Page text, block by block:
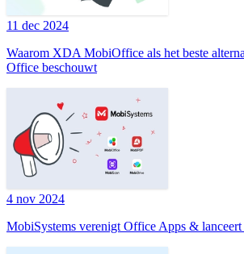
11 dec 2024
Waarom XDA MobiOffice als het beste
Office beschouwt
4 nov 2024
MobiSystems verenigt Office Apps &